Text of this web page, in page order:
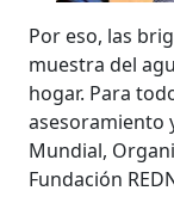
Por eso, las
muestra del
hogar. Para
asesoramiento
Mundial,
Fundación